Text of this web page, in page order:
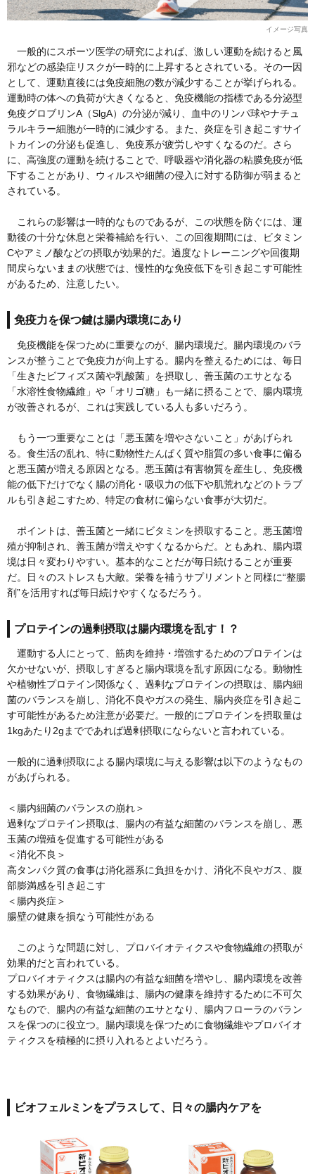
イメージ写真
一般的にスポーツ医学の研究によれば、激しい運動を続けると風
邪などの感染症リスクが一時的に上昇するとされている。その一因
として、運動直後には免疫細胞の数が減少することが挙げられる。
運動時の体への負荷が大きくなると、免疫機能の指標である分泌型
免疫グロブリンA（SlgA）の分泌が減り、血中のリンパ球やナチュ
ラルキラー細胞が一時的に減少する。また、炎症を引き起こすサイ
トカインの分泌も促進し、免疫系が疲労しやすくなるのだ。さら
に、高強度の運動を続けることで、呼吸器や消化器の粘膜免疫が低
下することがあり、ウィルスや細菌の侵入に対する防御が弱まると
されている。
これらの影響は一時的なものであるが、この状態を防ぐには、運
動後の十分な休息と栄養補給を行い、この回復期間には、ビタミン
Cやアミノ酸などの摂取が効果的だ。過度なトレーニングや回復期
間戻らないままの状態では、慢性的な免疫低下を引き起こす可能性
があるため、注意したい。
免疫力を保つ鍵は腸内環境にあり
免疫機能を保つために重要なのが、腸内環境だ。腸内環境のバラ
ンスが整うことで免疫力が向上する。腸内を整えるためには、毎日
「生きたビフィズス菌や乳酸菌」を摂取し、善玉菌のエサとなる
「水溶性食物繊維」や「オリゴ糖」も一緒に摂ることで、腸内環境
が改善されるが、これは実践している人も多いだろう。
もう一つ重要なことは「悪玉菌を増やさないこと」があげられ
る。食生活の乱れ、特に動物性たんぱく質や脂質の多い食事に偏る
と悪玉菌が増える原因となる。悪玉菌は有害物質を産生し、免疫機
能の低下だけでなく腸の消化・吸収力の低下や肌荒れなどのトラブ
ルも引き起こすため、特定の食材に偏らない食事が大切だ。
ポイントは、善玉菌と一緒にビタミンを摂取すること。悪玉菌増
殖が抑制され、善玉菌が増えやすくなるからだ。ともあれ、腸内環
境は日々変わりやすい。基本的なことだが毎日続けることが重要
だ。日々のストレスも大敵。栄養を補うサプリメントと同様に“整腸
剤”を活用すれば毎日続けやすくなるだろう。
プロテインの過剰摂取は腸内環境を乱す！？
運動する人にとって、筋肉を維持・増強するためのプロテインは
欠かせないが、摂取しすぎると腸内環境を乱す原因になる。動物性
や植物性プロテイン関係なく、過剰なプロテインの摂取は、腸内細
菌のバランスを崩し、消化不良やガスの発生、腸内炎症を引き起こ
す可能性があるため注意が必要だ。一般的にプロテインを摂取量は
1kgあたり2gまでであれば過剰摂取にならないと言われている。
一般的に過剰摂取による腸内環境に与える影響は以下のようなもの
があげられる。
＜腸内細菌のバランスの崩れ＞
過剰なプロテイン摂取は、腸内の有益な細菌のバランスを崩し、悪
玉菌の増殖を促進する可能性がある
＜消化不良＞
高タンパク質の食事は消化器系に負担をかけ、消化不良やガス、腹
部膨満感を引き起こす
＜腸内炎症＞
腸壁の健康を損なう可能性がある
このような問題に対し、プロバイオティクスや食物繊維の摂取が
効果的だと言われている。
プロバイオティクスは腸内の有益な細菌を増やし、腸内環境を改善
する効果があり、食物繊維は、腸内の健康を維持するために不可欠
なもので、腸内の有益な細菌のエサとなり、腸内フローラのバラン
スを保つのに役立つ。腸内環境を保つために食物繊維やプロバイオ
ティクスを積極的に摂り入れるとよいだろう。
ビオフェルミンをプラスして、日々の腸内ケアを